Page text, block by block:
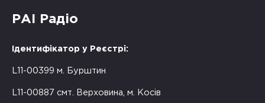
РАІ Радіо
Ідентифікатор у Реєстрі:
L11-00399 м. Бурштин
L11-00887 смт. Верховина, м. Косів